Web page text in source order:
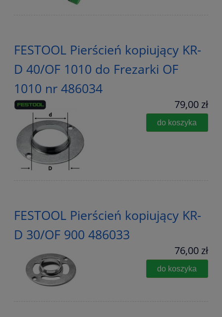
FESTOOL Pierścień kopiujący KR-
D 40/OF 1010 do Frezarki OF
1010 nr 486034
79,00 zł
do koszyka
FESTOOL Pierścień kopiujący KR-
D 30/OF 900 486033
76,00 zł
do koszyka